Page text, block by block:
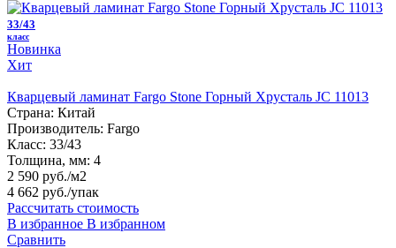
33/43
класс
Новинка
Хит
Кварцевый ламинат Fargo Stone Горный Хрусталь JC 11013
Страна: Китай
Производитель: Fargo
Класс: 33/43
Толщина, мм: 4
2 590 руб./м2
4 662 руб./упак
Рассчитать стоимость
В избранное В избранном
Сравнить